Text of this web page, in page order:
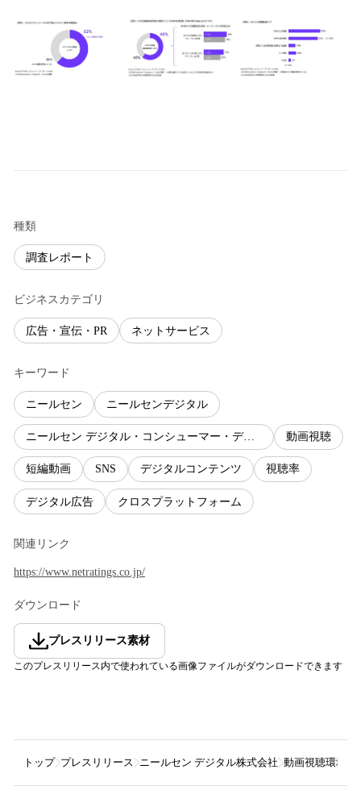
種類
調査レポート
ビジネスカテゴリ
広告・宣伝・PR ネットサービス
キーワード
ニールセン ニールセンデジタル
ニールセン デジタル・コンシューマー・データベース2022 動画視聴
短編動画 SNS デジタルコンテンツ 視聴率
デジタル広告 クロスプラットフォーム
関連リンク
https://www.netratings.co.jp/
ダウンロード
プレスリリース素材
このプレスリリース内で使われている画像ファイルがダウンロードできます
トップ プレスリリース ニールセン デジタル株式会社 動画視聴環境